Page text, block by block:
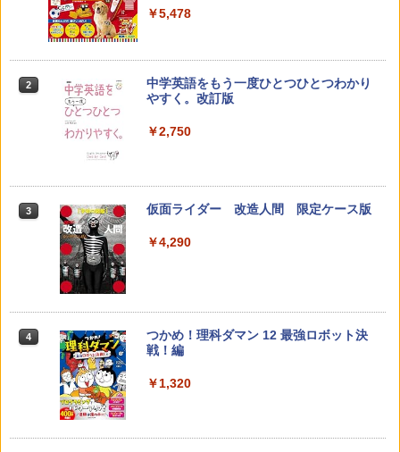
2
カウンセリングとは何か 変化するという
こと (講談社現代新書 2787)
￥1,540
3 先生のためのGoogle AI完全攻略図鑑
￥-
4 子どもが変わる魔法の言葉
￥2,200
育
【くもん出版公式特別セット】くもん出
版(KUMON PUBLISHING) くもんの日本
地図パズル 日本の世界遺産すごろく付き
￥4,046
￥2,127
Joyreal モンテッソーリ ビジーボード 知
早期開発 (スタンダード・エディション)
￥5,478
2
中学英語をもう一度ひとつひとつわかり
やすく。改訂版
￥2,750
3 仮面ライダー 改造人間 限定ケース版
￥4,290
4
つかめ！理科ダマン 12 最強ロボット決
戦！編
￥1,320